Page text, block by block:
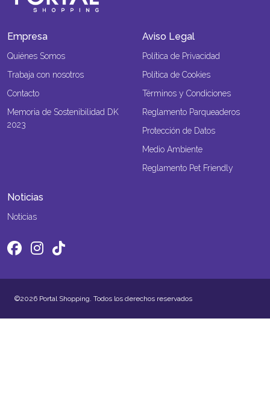
Empresa
Quiénes Somos
Trabaja con nosotros
Contacto
Memoria de Sostenibilidad DK
2023
Aviso Legal
Política de Privacidad
Política de Cookies
Términos y Condiciones
Reglamento Parqueaderos
Protección de Datos
Medio Ambiente
Reglamento Pet Friendly
Noticias
Noticias
©2026 Portal Shopping. Todos los derechos reservados